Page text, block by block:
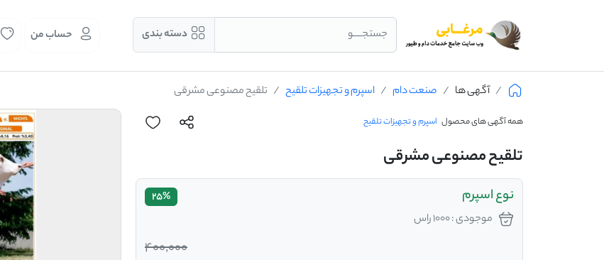
جستجــــو دسته بندی حساب من
آگهی ها صنعت دام اسپرم و تجهیزات تلقیح تلقیح مصنوعی مشرقی
همه آگهی های محصول اسپرم و تجهیزات تلقیح
تلقیح مصنوعی مشرقی
نوع اسپرم
موجودی : 1000 راس
25%
400,000